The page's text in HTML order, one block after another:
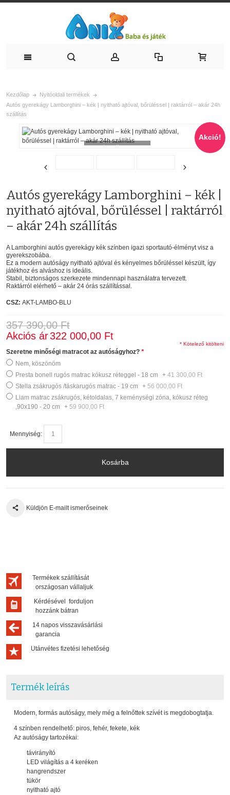
Kezdőlap
Nyitóoldali termékek
Autós gyerekágy Lamborghini – kék | nyitható ajtóval, bőrüléssel | raktárról – akár 24h
szállítás
Loading...
Akció!
Autós gyerekágy Lamborghini – kék |
nyitható ajtóval, bőrüléssel | raktárról
– akár 24h szállítás
A Lamborghini autós gyerekágy kék színben igazi sportautó-élményt visz a
gyerekszobába.
Ez a modern autóságy nyitható ajtóval és kényelmes bőrüléssel készült, így
játékhoz és alváshoz is ideális.
Stabil, biztonságos szerkezete mindennapi használatra tervezett.
Raktárról elérhető – akár 24 órás szállítással.
CSZ: AKT-LAMBO-BLU
357 390,00 Ft
Akciós ár322 000,00 Ft
*
Szeretne minőségi matracot az autóságyhoz?
Nem, köszönöm
Presta bonell rugós matrac kókusz réteggel - 18 cm + 41 300,00 Ft
Stella zsákrugós /táskarugós matrac - 19 cm + 56 000,00 Ft
Liam matrac zsákrugós, kétoldalas, 7 keménységi zóna, kókusz réteg
,90x190 - 20 cm + 59 900,00 Ft
* Kötelező kitölteni
Mennyiség:
Kosárba
Küldjön E-mailt ismerőseinek
Termékek szállítását
országosan vállaljuk
Kérdésével forduljon
hozzánk bátran
14 napos visszavásárlási
garancia
Utánvétes fizetési lehetőség
Termék leírás
Modern, formás autóságy, mely még a felnőttek szívét is megdobogtatja.
4 színben rendelhető: piros, fehér, fekete, kék
Az autóságy tartozékai:
távirányító
LED világítás a 4 keréken
hangrendszer
tükör
nyitható ajtó